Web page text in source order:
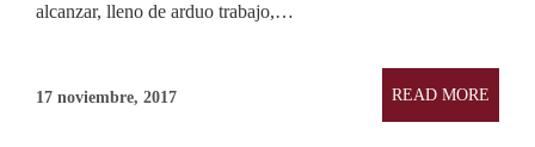
alcanzar, lleno de arduo trabajo,…
17 noviembre, 2017 READ MORE